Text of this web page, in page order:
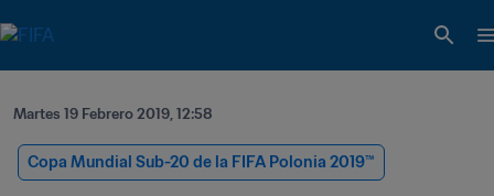
Martes 19 Febrero 2019, 12:58
Copa Mundial Sub-20 de la FIFA Polonia 2019™